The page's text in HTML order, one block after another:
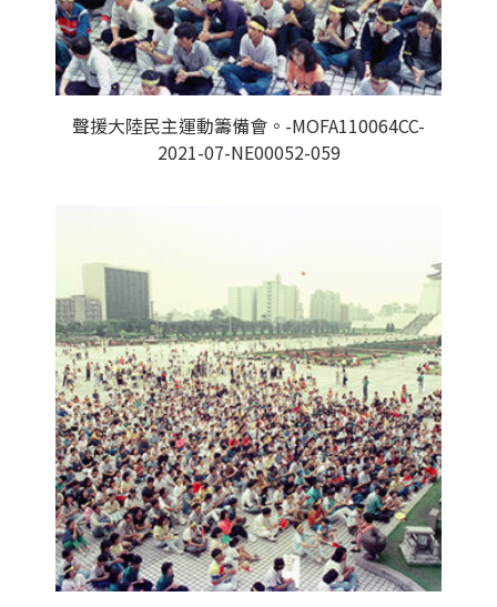
聲援大陸民主運動籌備會。-MOFA110064CC-
2021-07-NE00052-059